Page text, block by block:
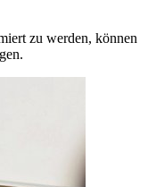
zu werden, können